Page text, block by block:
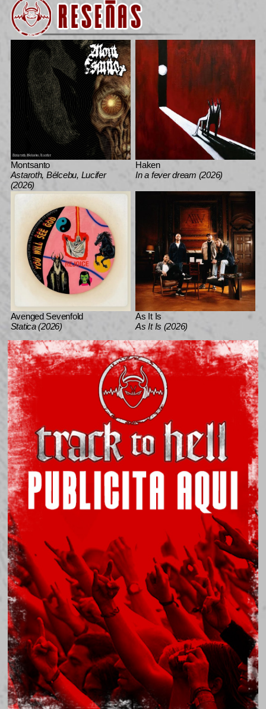
Montsanto
Astaroth, Bélcebu, Lucifer
(2026)
Haken
In a fever dream (2026)
Avenged Sevenfold
Statica (2026)
As It Is
As It Is (2026)